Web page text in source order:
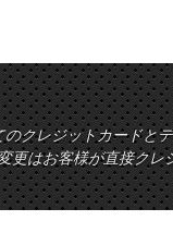
クレジットカードと
はお客様が直接クレ